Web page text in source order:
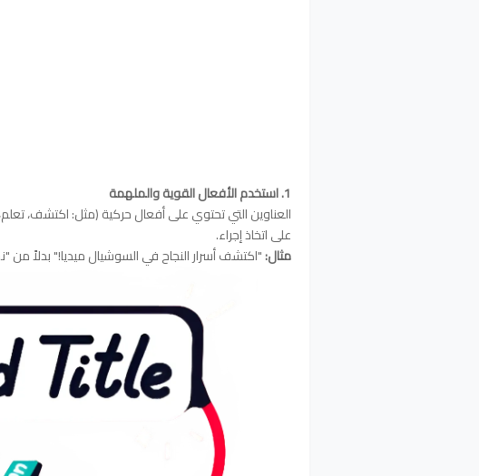
1. استخدم الأفعال القوية والملهمة
العناوين التي تحتوي على أفعال حركية (مثل: اكتشف،
على اتخاذ إجراء.
مثال:"اكتشف أسرار النجاح في السوشيال ميديا!" بدلاً من